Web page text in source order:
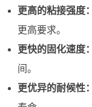
更高的粘接强度：
更高要求。
更快的固化速度：
间。
更优异的耐候性：